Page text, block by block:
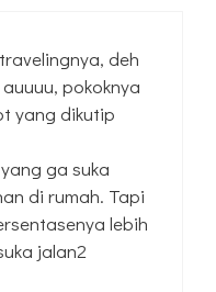
deh
pokoknya
yang dikutip
ga suka
di rumah. Tapi
lebih
jalan2